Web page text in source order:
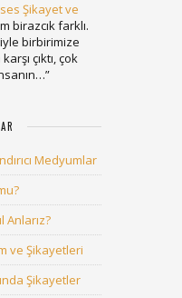
Şikayet ve
birazcık farklı.
birbirimize
çıktı, çok
”
Medyumlar
Anlarız?
ve Şikayetleri
Şikayetler